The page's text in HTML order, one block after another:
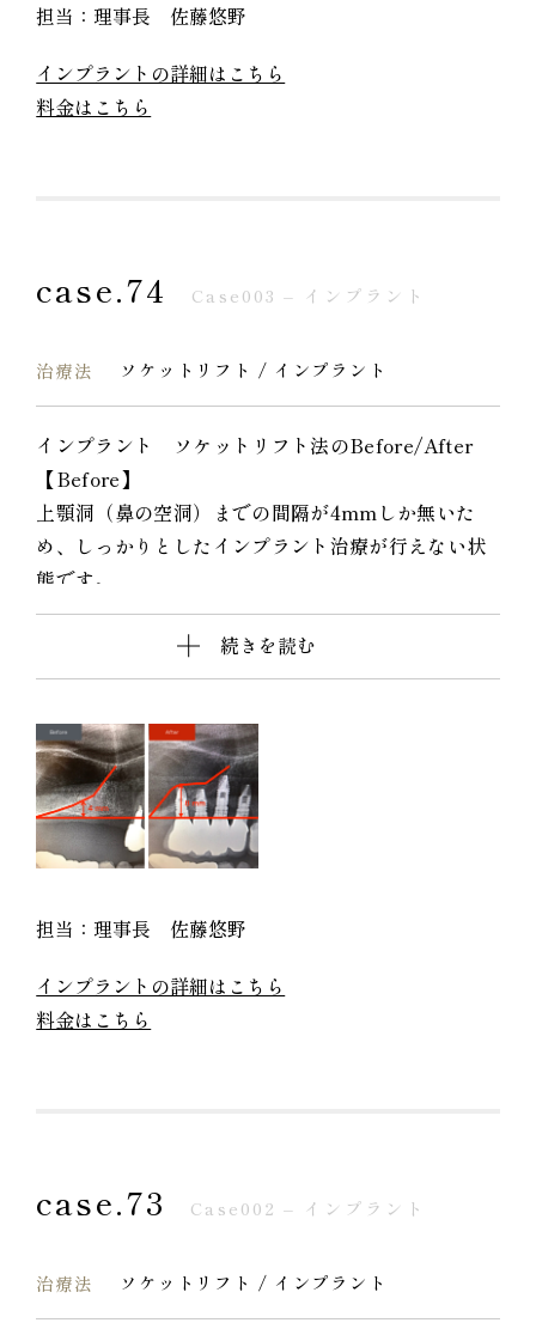
担当：理事長 佐藤悠野
インプラントの詳細はこちら
料金はこちら
case.74 Case003 – インプラント
治療法 ソケットリフト / インプラント
インプラント ソケットリフト法のBefore/After
【Before】
上顎洞（鼻の空洞）までの間隔が4mmしか無いた
め、しっかりとしたインプラント治療が行えない状
態です。
【After】
お鼻の空洞を上げて骨を造成し、十分なスペースを
確保することで、しっかりとしたインプラント治療
当院のソケットリフトは最小限の侵襲で骨を造成す
るので、お顔が腫れたり痛みが出ることがほとんど
ありません。
続きを読む
担当：理事長 佐藤悠野
インプラントの詳細はこちら
料金はこちら
case.73 Case002 – インプラント
治療法 ソケットリフト / インプラント